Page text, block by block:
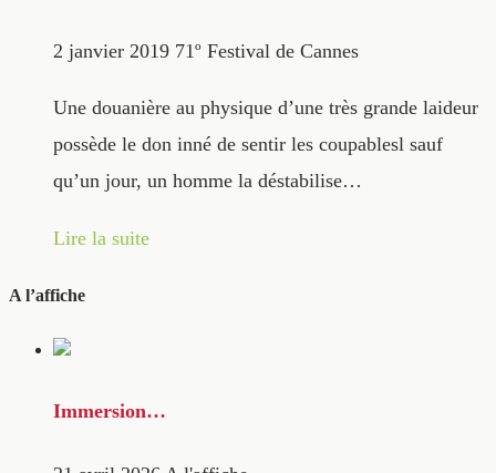
2 janvier 2019 71º Festival de Cannes
Une douanière au physique d’une très grande laideur
possède le don inné de sentir les coupablesl sauf
qu’un jour, un homme la déstabilise…
Lire la suite
A l’affiche
Immersion…